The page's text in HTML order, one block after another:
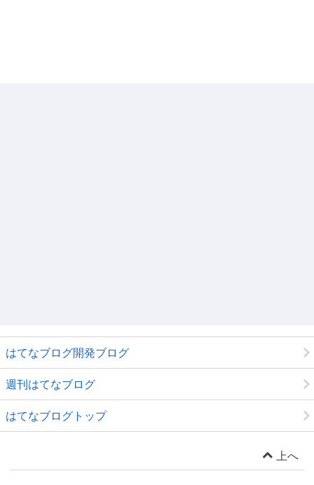
はてなブログ開発ブログ
週刊はてなブログ
はてなブログトップ
上へ